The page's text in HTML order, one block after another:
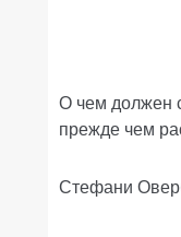
О чем должен
прежде чем
Стефани